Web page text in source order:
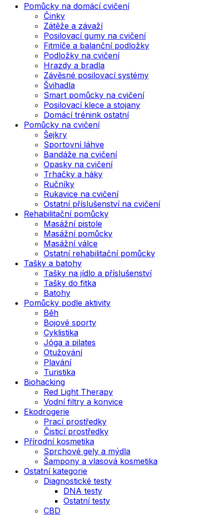
Pomůcky na domácí cvičení
Činky
Zátěže a závaží
Posilovací gumy na cvičení
Fitmíče a balanční podložky
Podložky na cvičení
Hrazdy a bradla
Závěsné posilovací systémy
Švihadla
Smart pomůcky na cvičení
Posilovací klece a stojany
Domácí trénink ostatní
Pomůcky na cvičení
Šejkry
Sportovní láhve
Bandáže na cvičení
Opasky na cvičení
Trhačky a háky
Ručníky
Rukavice na cvičení
Ostatní příslušenství na cvičení
Rehabilitační pomůcky
Masážní pistole
Masážní pomůcky
Masážní válce
Ostatní rehabilitační pomůcky
Tašky a batohy
Tašky na jídlo a příslušenství
Tašky do fitka
Batohy
Pomůcky podle aktivity
Běh
Bojové sporty
Cyklistika
Jóga a pilates
Otužování
Plavání
Turistika
Biohacking
Red Light Therapy
Vodní filtry a konvice
Ekodrogerie
Prací prostředky
Čisticí prostředky
Přírodní kosmetika
Sprchové gely a mýdla
Šampony a vlasová kosmetika
Ostatní kategorie
Diagnostické testy
DNA testy
Ostatní testy
CBD